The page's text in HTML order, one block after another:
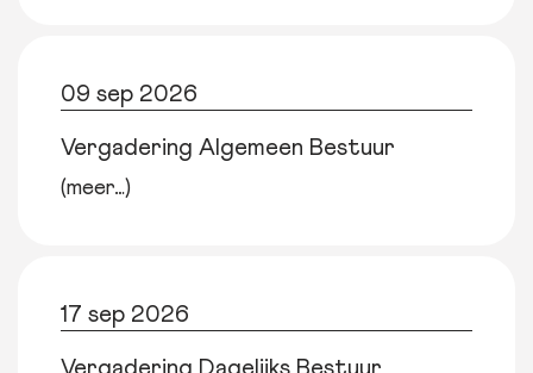
09 sep 2026
Vergadering Algemeen Bestuur
(meer…)
17 sep 2026
Vergadering Dagelijks Bestuur